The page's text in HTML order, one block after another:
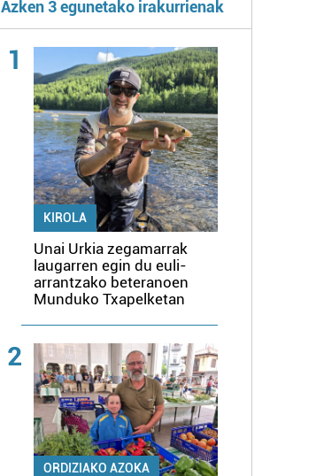
Azken 3 egunetako irakurrienak
1
KIROLA
Unai Urkia zegamarrak
laugarren egin du euli-
arrantzako beteranoen
Munduko Txapelketan
2
ORDIZIAKO AZOKA